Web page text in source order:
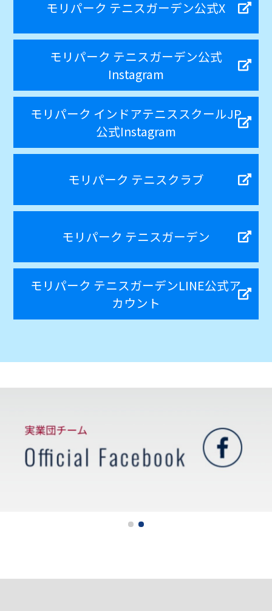
モリパーク テニスガーデン公式X
モリパーク テニスガーデン公式
Instagram
モリパーク インドアテニススクールJP
公式Instagram
モリパーク テニスクラブ
モリパーク テニスガーデン
モリパーク テニスガーデンLINE公式ア
カウント